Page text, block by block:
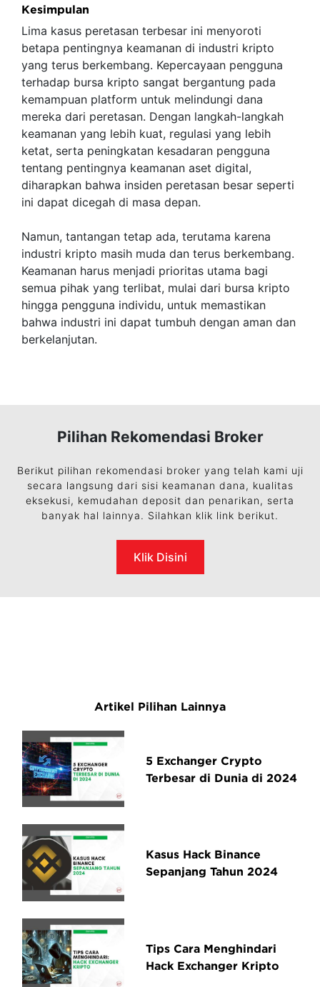
Kesimpulan
Lima kasus peretasan terbesar ini menyoroti
betapa pentingnya keamanan di industri kripto
yang terus berkembang. Kepercayaan pengguna
terhadap bursa kripto sangat bergantung pada
kemampuan platform untuk melindungi dana
mereka dari peretasan. Dengan langkah-langkah
keamanan yang lebih kuat, regulasi yang lebih
ketat, serta peningkatan kesadaran pengguna
tentang pentingnya keamanan aset digital,
diharapkan bahwa insiden peretasan besar seperti
ini dapat dicegah di masa depan.
Namun, tantangan tetap ada, terutama karena
industri kripto masih muda dan terus berkembang.
Keamanan harus menjadi prioritas utama bagi
semua pihak yang terlibat, mulai dari bursa kripto
hingga pengguna individu, untuk memastikan
bahwa industri ini dapat tumbuh dengan aman dan
berkelanjutan.
Pilihan Rekomendasi Broker
Berikut pilihan rekomendasi broker yang telah kami uji
secara langsung dari sisi keamanan dana, kualitas
eksekusi, kemudahan deposit dan penarikan, serta
banyak hal lainnya. Silahkan klik link berikut.
Klik Disini
Artikel Pilihan Lainnya
5 Exchanger Crypto
Terbesar di Dunia di 2024
Kasus Hack Binance
Sepanjang Tahun 2024
Tips Cara Menghindari
Hack Exchanger Kripto